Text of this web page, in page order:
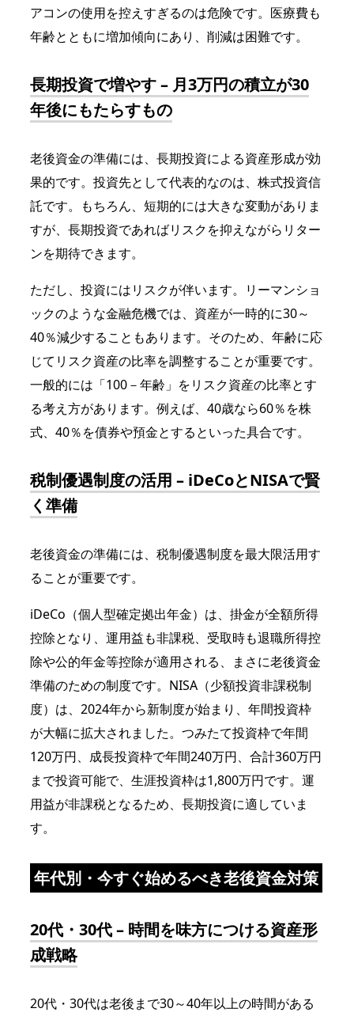
アコンの使用を控えすぎるのは危険です。医療費も
年齢とともに増加傾向にあり、削減は困難です。
長期投資で増やす – 月3万円の積立が30
年後にもたらすもの
老後資金の準備には、長期投資による資産形成が効
果的です。投資先として代表的なのは、株式投資信
託です。もちろん、短期的には大きな変動がありま
すが、長期投資であればリスクを抑えながらリター
ンを期待できます。
ただし、投資にはリスクが伴います。リーマンショ
ックのような金融危機では、資産が一時的に30～
40％減少することもあります。そのため、年齢に応
じてリスク資産の比率を調整することが重要です。
一般的には「100－年齢」をリスク資産の比率とす
る考え方があります。例えば、40歳なら60％を株
式、40％を債券や預金とするといった具合です。
税制優遇制度の活用 – iDeCoとNISAで賢
く準備
老後資金の準備には、税制優遇制度を最大限活用す
ることが重要です。
iDeCo（個人型確定拠出年金）は、掛金が全額所得
控除となり、運用益も非課税、受取時も退職所得控
除や公的年金等控除が適用される、まさに老後資金
準備のための制度です。NISA（少額投資非課税制
度）は、2024年から新制度が始まり、年間投資枠
が大幅に拡大されました。つみたて投資枠で年間
120万円、成長投資枠で年間240万円、合計360万円
まで投資可能で、生涯投資枠は1,800万円です。運
用益が非課税となるため、長期投資に適していま
す。
年代別・今すぐ始めるべき老後資金対策
20代・30代 – 時間を味方につける資産形
成戦略
20代・30代は老後まで30～40年以上の時間がある